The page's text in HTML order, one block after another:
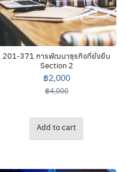
201-371 การพัฒนาธุรกิจที่ยั่งยืน
Section 2
฿4,000
฿2,000
Add to cart